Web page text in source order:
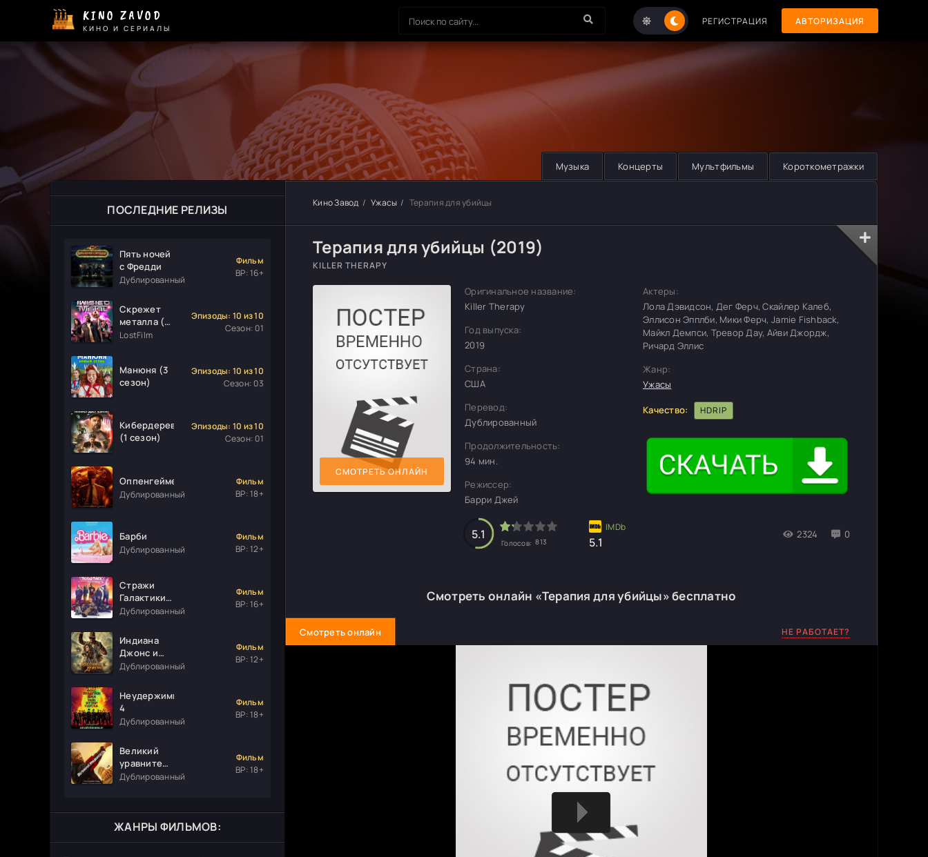
KINO ZAVOD
КИНО И СЕРИАЛЫ
РЕГИСТРАЦИЯ АВТОРИЗАЦИЯ
Музыка Концерты Мультфильмы Короткометражки
ПОСЛЕДНИЕ РЕЛИЗЫ
Пять ночей
с Фредди
Дублированный
Фильм
ВР: 16+
Скрежет
металла (1
сезон)
LostFilm
Эпизоды: 10 из 10
Сезон: 01
Манюня (3
сезон)
Эпизоды: 10 из 10
Сезон: 03
Кибердеревня
(1 сезон)
Эпизоды: 10 из 10
Сезон: 01
Оппенгеймер
Дублированный
Фильм
ВР: 18+
Барби
Дублированный
Фильм
ВР: 12+
Стражи
Галактики.
Часть 3
Дублированный
Фильм
ВР: 16+
Индиана
Джонс и
колесо
Дублированный
Фильм
ВР: 12+
Неудержимые
4
Дублированный
Фильм
ВР: 18+
Великий
уравнитель
3
Дублированный
Фильм
ВР: 18+
ЖАНРЫ ФИЛЬМОВ:
Кино Завод Ужасы Терапия для убийцы
Терапия для убийцы (2019)
KILLER THERAPY
СМОТРЕТЬ ОНЛАЙН
Оригинальное название:
Killer Therapy
Год выпуска:
2019
Страна:
США
Перевод:
Дублированный
Продолжительность:
94 мин.
Режиссер:
Барри Джей
5.1
Голосов: 813 5.1
2324 0
Актеры:
Лола Дэвидсон, Дег Ферч, Скайлер Калеб,
Эллисон Эпплби, Мики Ферч, Jamie Fishback,
Майкл Демпси, Тревор Дау, Айви Джордж,
Ричард Эллис
Жанр:
Ужасы
Качество: HDRIP
Смотреть онлайн «Терапия для убийцы» бесплатно
Смотреть онлайн НЕ РАБОТАЕТ?